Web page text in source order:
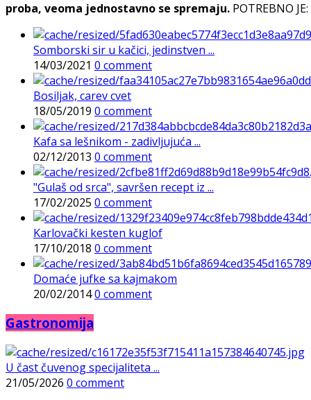
proba, veoma jednostavno se spremaju. POTREBNO
Somborski sir u kačici, jedinstven ...
14/03/2021 0 comment
Bosiljak, carev cvet
18/05/2019 0 comment
Kafa sa lešnikom - zadivljujuća ...
02/12/2013 0 comment
"Gulaš od srca", savršen recept iz ...
17/02/2025 0 comment
Karlovački kesten kuglof
17/10/2018 0 comment
Domaće jufke sa kajmakom
20/02/20140 comment
Gastronomija
U čast čuvenog specijaliteta ...
21/05/2026 0 comment